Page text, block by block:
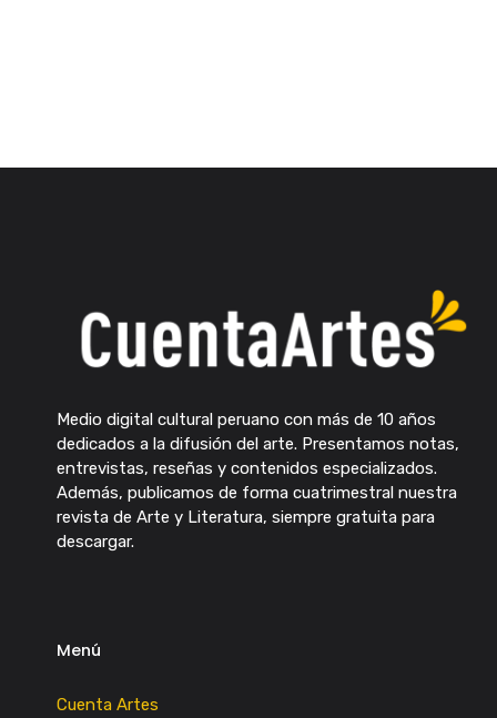
Medio digital cultural peruano con más de 10 años
dedicados a la difusión del arte. Presentamos notas,
entrevistas, reseñas y contenidos especializados.
Además, publicamos de forma cuatrimestral nuestra
revista de Arte y Literatura, siempre gratuita para
descargar.
Menú
Cuenta Artes